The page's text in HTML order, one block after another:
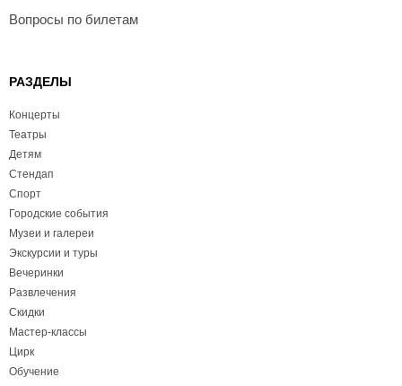
Вопросы по билетам
РАЗДЕЛЫ
Концерты
Театры
Детям
Стендап
Спорт
Городские события
Музеи и галереи
Экскурсии и туры
Вечеринки
Развлечения
Скидки
Мастер-классы
Цирк
Обучение